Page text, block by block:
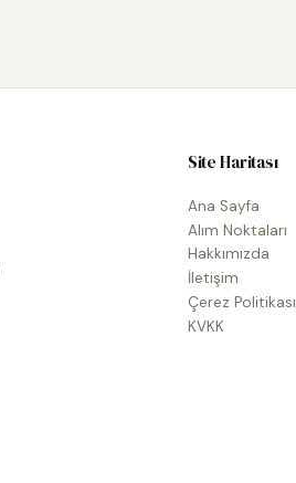
Site Haritası
Ana Sayfa
Alım Noktaları
Hakkımızda
İletişim
Çerez Politikası
KVKK